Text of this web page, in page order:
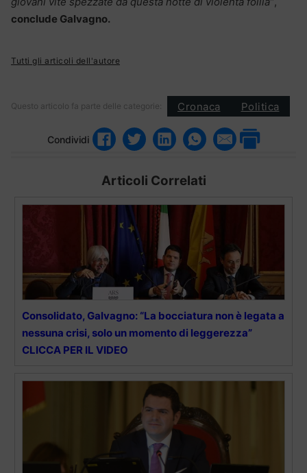
conclude Galvagno.
Tutti gli articoli dell'autore
Questo articolo fa parte delle categorie: Cronaca Politica
Condividi
Articoli Correlati
Consolidato, Galvagno: “La bocciatura non è legata a
nessuna crisi, solo un momento di leggerezza”
CLICCA PER IL VIDEO